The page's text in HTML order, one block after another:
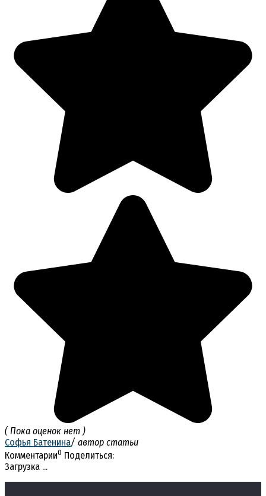
( Пока оценок нет )
Софья Батенина/ автор статьи
Комментарии0 Поделиться:
Загрузка ...